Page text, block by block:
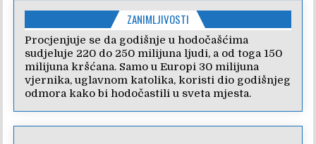
ZANIMLJIVOSTI
Procjenjuje se da godišnje u hodočašćima
sudjeluje 220 do 250 milijuna ljudi, a od toga 150
milijuna kršćana. Samo u Europi 30 milijuna
vjernika, uglavnom katolika, koristi dio godišnjeg
odmora kako bi hodočastili u sveta mjesta.